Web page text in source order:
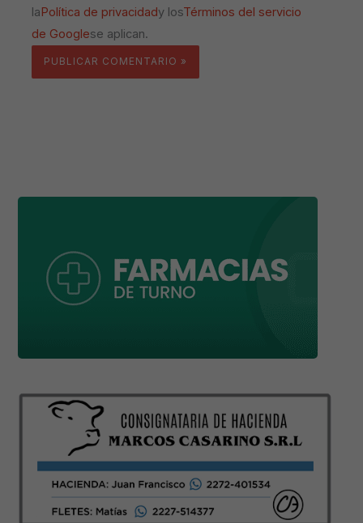
laPolítica de privacidady losTérminos del servicio
de Googlese aplican.